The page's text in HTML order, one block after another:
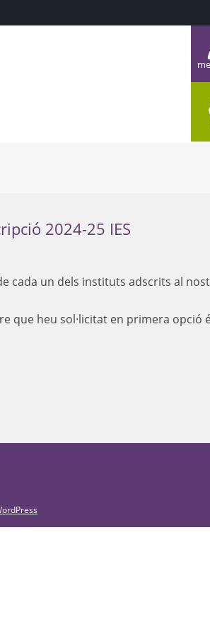
2024-25 IES
cada un dels instituts adscrits al
que heu sol·licitat en primera opció